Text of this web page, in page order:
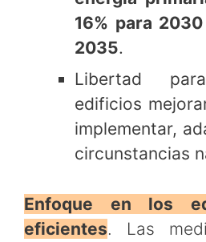
16% para
2035.
Libertad
edificios
implementar,
circunstancias
Enfoque en los
eficientes. Las